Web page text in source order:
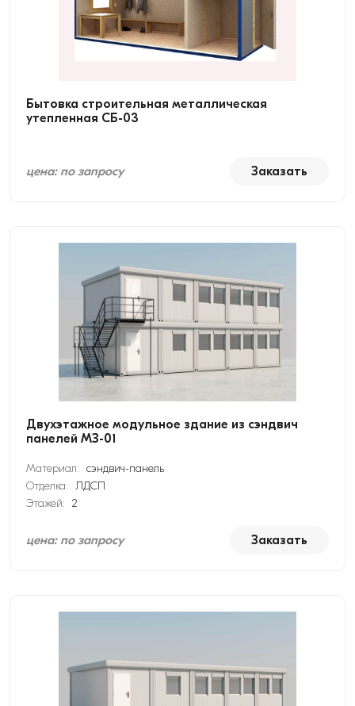
Бытовка строительная металлическая
утепленная СБ-03
цена: по запросу Заказать
Двухэтажное модульное здание из сэндвич
панелей МЗ-01
Материал: сэндвич-панель
Отделка: ЛДСП
Этажей: 2
цена: по запросу Заказать